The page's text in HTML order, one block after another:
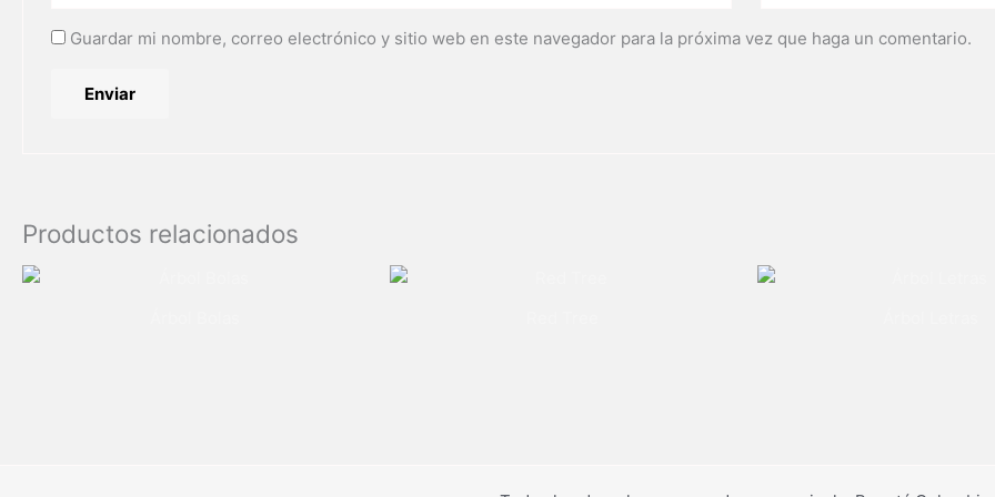
Guardar mi nombre, correo electrónico y sitio web en este navegador para la próxima vez que haga un comentario.
Productos relacionados